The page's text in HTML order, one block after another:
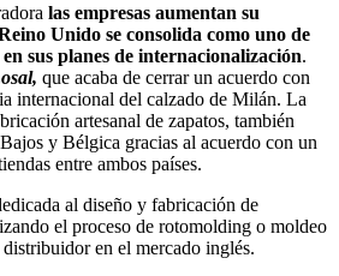
las empresas aumentan su
Unido se consolida como uno de
sus planes de internacionalización.
que acaba de cerrar un acuerdo con
internacional del calzado de Milán. La
artesanal de zapatos, también
y Bélgica gracias al acuerdo con un
entre ambos países.
al diseño y fabricación de
el proceso de rotomolding o moldeo
en el mercado inglés.